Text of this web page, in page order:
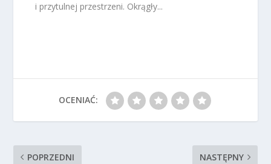
i przytulnej przestrzeni. Okrągły...
OCENIAĆ:
POPRZEDNI NASTĘPNY